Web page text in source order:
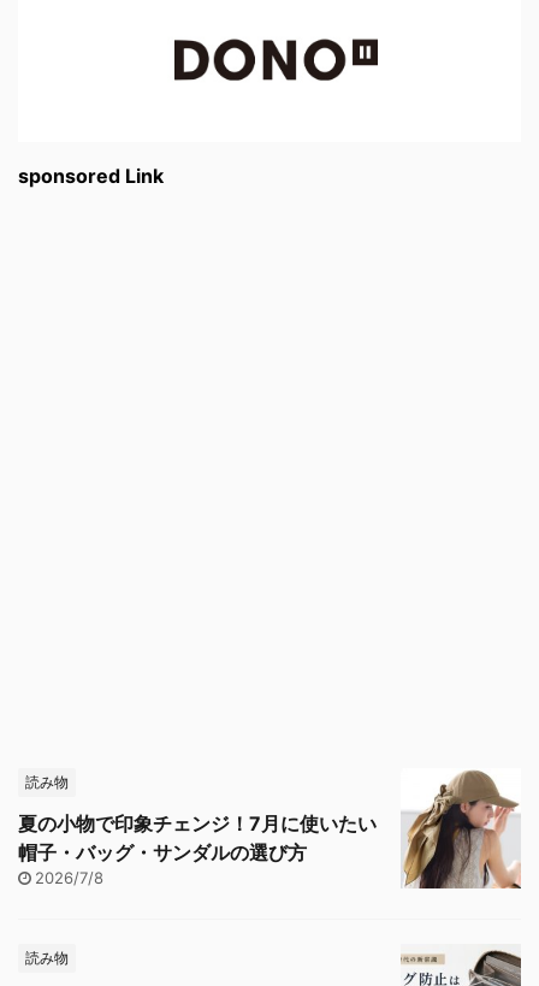
sponsored Link
読み物
夏の小物で印象チェンジ！7月に使いたい
帽子・バッグ・サンダルの選び方
2026/7/8
読み物